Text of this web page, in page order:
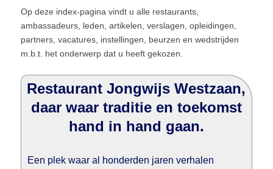
Op deze index-pagina vindt u alle restaurants,
ambassadeurs, leden, artikelen, verslagen, opleidingen,
partners, vacatures, instellingen, beurzen en wedstrijden
m.b.t. het onderwerp dat u heeft gekozen.
Restaurant Jongwijs Westzaan,
daar waar traditie en toekomst
hand in hand gaan.
Een plek waar al honderden jaren verhalen